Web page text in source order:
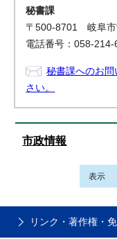
秘書課
〒500-8701 岐阜
電話番号：058-
秘書課へのお
さい。
市政情報
表示
リンク・著作権・